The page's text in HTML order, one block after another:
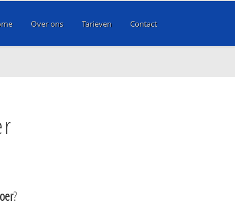
Over ons Tarieven Contact
?